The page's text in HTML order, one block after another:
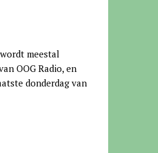
meestal
OOG Radio, en
donderdag van